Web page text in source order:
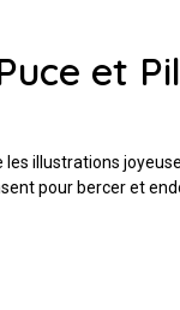
et
illustrations
pour bercer et